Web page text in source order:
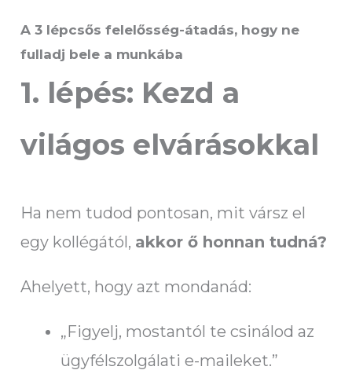
A 3 lépcsős felelősség-átadás, hogy ne
fulladj bele a munkába
1. lépés: Kezd a
világos elvárásokkal
Ha nem tudod pontosan, mit vársz el
egy kollégától, akkor ő honnan tudná?
Ahelyett, hogy azt mondanád:
„Figyelj, mostantól te csinálod az
ügyfélszolgálati e-maileket.”